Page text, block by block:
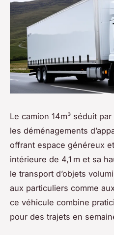
Le camion 14m³ séduit
les déménagements
offrant espace généreux
intérieure de 4,1 m et sa
le transport d’objets
aux particuliers comme
ce véhicule combine
pour des trajets en